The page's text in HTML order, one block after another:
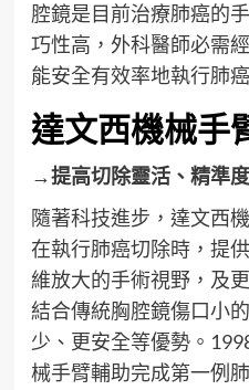
腔鏡是目前治療肺癌的
巧性高，外科醫師必需
能安全有效率地執行肺
達文西機械手
→提高切除靈活、精準度
隨著科技進步，達文西
在執行肺癌切除時，提
維放大的手術視野，及
結合傳統胸腔鏡傷口小
少、更安全等優勢。
械手臂輔助完成第一例